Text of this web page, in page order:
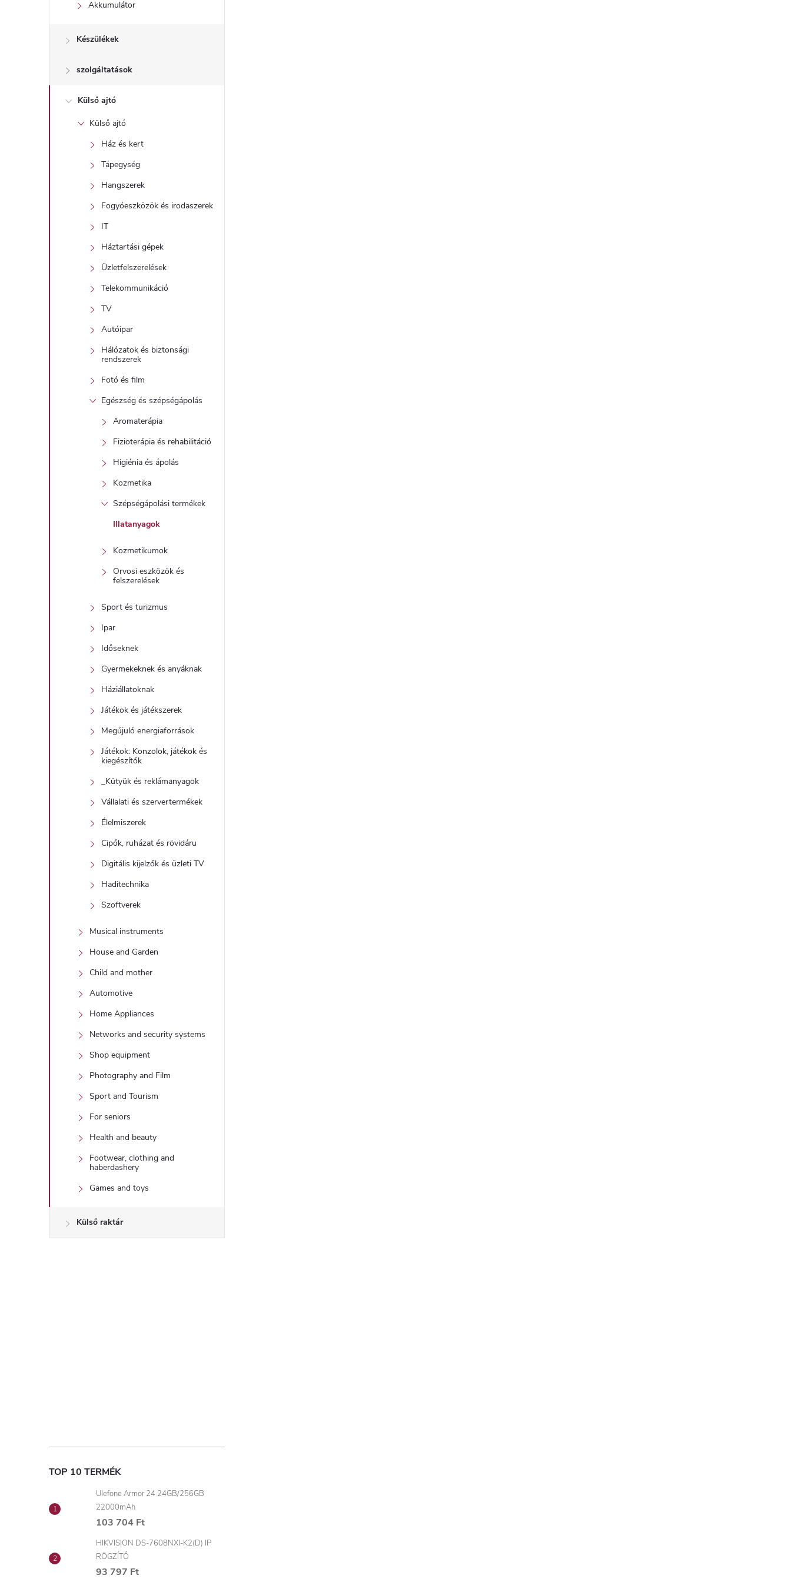
Akkumulátor
Készülékek
szolgáltatások
Külső ajtó
Külső ajtó
Ház és kert
Tápegység
Hangszerek
Fogyóeszközök és irodaszerek
IT
Háztartási gépek
Üzletfelszerelések
Telekommunikáció
TV
Autóipar
Hálózatok és biztonsági
rendszerek
Fotó és film
Egészség és szépségápolás
Aromaterápia
Fizioterápia és rehabilitáció
Higiénia és ápolás
Kozmetika
Szépségápolási termékek
Illatanyagok
Kozmetikumok
Orvosi eszközök és
felszerelések
Sport és turizmus
Ipar
Időseknek
Gyermekeknek és anyáknak
Háziállatoknak
Játékok és játékszerek
Megújuló energiaforrások
Játékok: Konzolok, játékok és
kiegészítők
_Kütyük és reklámanyagok
Vállalati és szervertermékek
Élelmiszerek
Cipők, ruházat és rövidáru
Digitális kijelzők és üzleti TV
Haditechnika
Szoftverek
Musical instruments
House and Garden
Child and mother
Automotive
Home Appliances
Networks and security systems
Shop equipment
Photography and Film
Sport and Tourism
For seniors
Health and beauty
Footwear, clothing and
haberdashery
Games and toys
Külső raktár
TOP 10 TERMÉK
Ulefone Armor 24 24GB/256GB
22000mAh
103 704 Ft
HIKVISION DS-7608NXI-K2(D) IP
RÖGZÍTŐ
93 797 Ft